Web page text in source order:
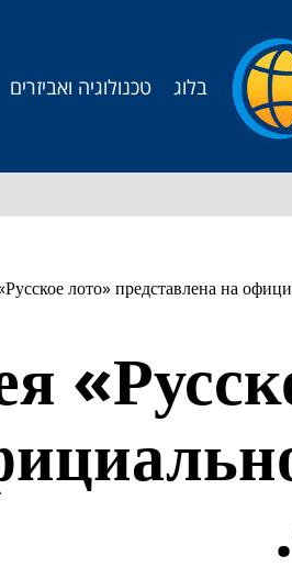
בלוג טכנולוגיה ואביזרים
лото» представлена на